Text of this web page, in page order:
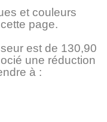
et couleurs
page.
est de 130,90
une réduction
à :